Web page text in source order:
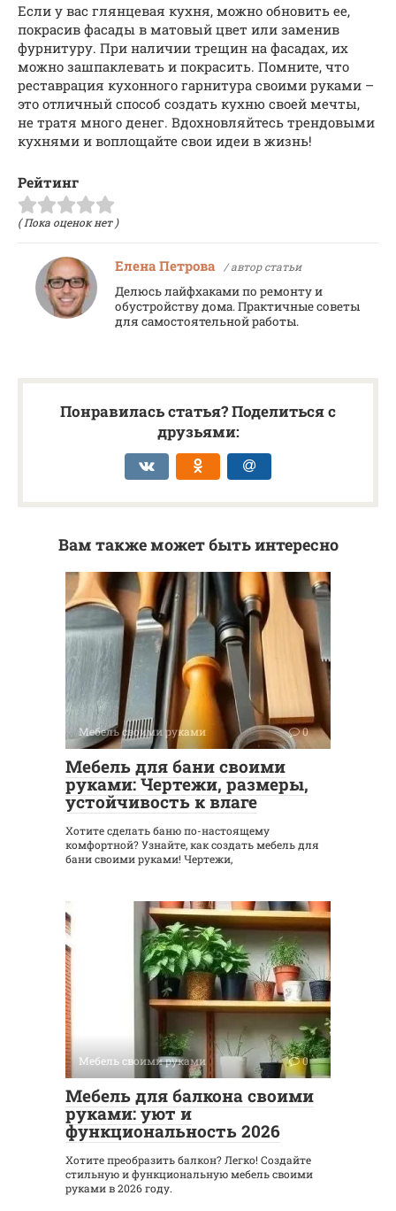
Если у вас глянцевая кухня, можно обновить ее,
покрасив фасады в матовый цвет или заменив
фурнитуру. При наличии трещин на фасадах, их
можно зашпаклевать и покрасить. Помните, что
реставрация кухонного гарнитура своими руками –
это отличный способ создать кухню своей мечты,
не тратя много денег. Вдохновляйтесь трендовыми
кухнями и воплощайте свои идеи в жизнь!
Рейтинг
( Пока оценок нет )
Елена Петрова / автор статьи
Делюсь лайфхаками по ремонту и
обустройству дома. Практичные советы
для самостоятельной работы.
Понравилась статья? Поделиться с
друзьями:
Вам также может быть интересно
Мебель своими руками 0
Мебель для бани своими
руками: Чертежи, размеры,
устойчивость к влаге
Хотите сделать баню по-настоящему
комфортной? Узнайте, как создать мебель для
бани своими руками! Чертежи,
Мебель своими руками 0
Мебель для балкона своими
руками: уют и
функциональность 2026
Хотите преобразить балкон? Легко! Создайте
стильную и функциональную мебель своими
руками в 2026 году.